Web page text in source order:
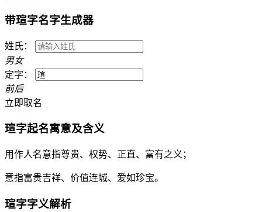
带瑄字名字生成器
姓氏：
男女
定字：
前后
立即取名
瑄字起名寓意及含义
用作人名意指尊贵、权势、正直、富有之义；
意指富贵吉祥、价值连城、爱如珍宝。
瑄字字义解析